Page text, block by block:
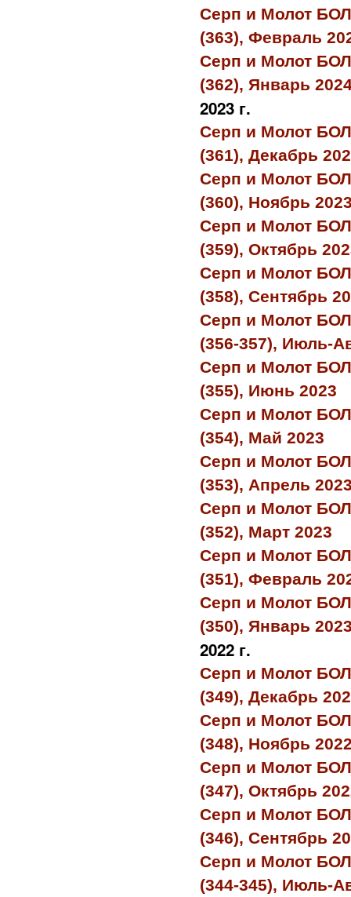
Серп и Молот
(363), Февраль
Серп и Молот
(362), Январь
2023 г.
Серп и Молот
(361), Декабрь
Серп и Молот
(360), Ноябрь
Серп и Молот
(359), Октябрь
Серп и Молот
(358), Сентябрь
Серп и Молот
(356-357), Июль-
Серп и Молот
(355), Июнь 2023
Серп и Молот
(354), Май 2023
Серп и Молот
(353), Апрель
Серп и Молот
(352), Март 2023
Серп и Молот
(351), Февраль
Серп и Молот
(350), Январь
2022 г.
Серп и Молот
(349), Декабрь
Серп и Молот
(348), Ноябрь
Серп и Молот
(347), Октябрь
Серп и Молот
(346), Сентябрь
Серп и Молот
(344-345), Июль-